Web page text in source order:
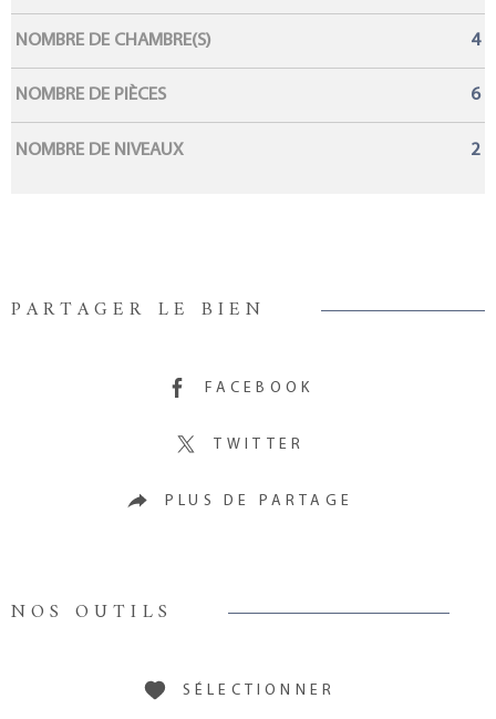
NOMBRE DE CHAMBRE(S) 4
NOMBRE DE PIÈCES 6
NOMBRE DE NIVEAUX 2
PARTAGER LE BIEN
FACEBOOK
TWITTER
PLUS DE PARTAGE
NOS OUTILS
SÉLECTIONNER